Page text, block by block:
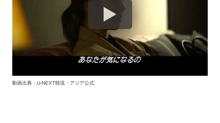
動画出典：U-NEXT韓流・アジア公式